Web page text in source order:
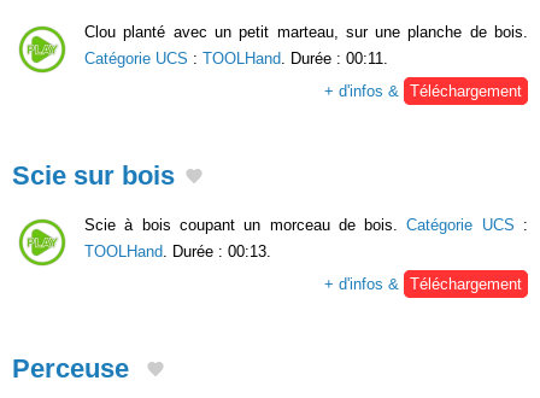
Clou planté avec un petit marteau, sur une planche de bois.
Catégorie UCS : TOOLHand. Durée : 00:11.
+ d'infos & Téléchargement
Scie sur bois
Scie à bois coupant un morceau de bois.Catégorie UCS :
TOOLHand . Durée : 00:13.
+ d'infos &
Téléchargement
Perceuse